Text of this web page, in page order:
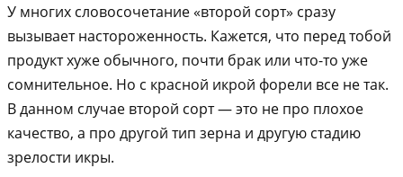
У многих словосочетание «второй сорт» сразу
вызывает настороженность. Кажется, что перед тобой
продукт хуже обычного, почти брак или что-то уже
сомнительное. Но с красной икрой форели все не так.
В данном случае второй сорт — это не про плохое
качество, а про другой тип зерна и другую стадию
зрелости икры.